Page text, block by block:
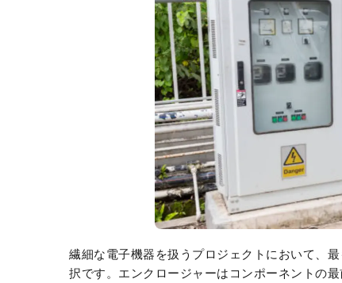
繊細な電子機器を扱うプロジェクトにおいて、
択です。エンクロージャーはコンポーネントの